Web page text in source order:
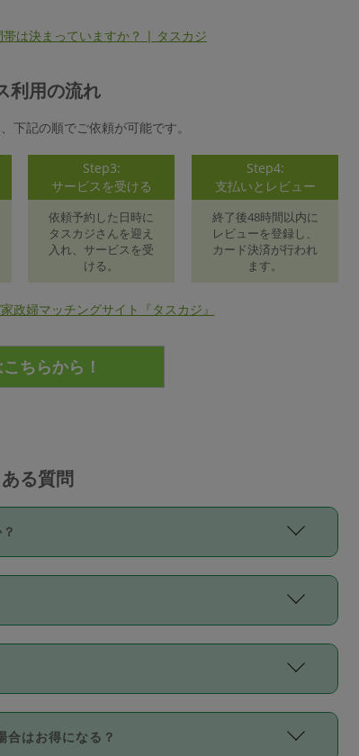
は決まっていますか？ | タスカジ
利用の流れ
下記の順でご依頼が可能です。
Step3:
サービスを受ける
依頼予約した日時に
タスカジさんを迎え
入れ、サービスを受
ける。
Step4:
支払いとレビュー
終了後48時間以内に
レビューを登録し、
カード決済が行われ
ます。
政婦マッチングサイト『タスカジ』
る質問
て依頼したい場合は、延長機能をご利用くださ
んに事前に相談し、合意の上事前申請すること
引き等はございません。
が価格を選んで設定しています。
り、レビュー件数、レビューの平均値、などで
組みになっています。
／JCB／AMERICAN EXPRESS／Diners
合はお得になる？